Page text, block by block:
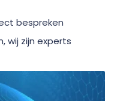
bespreken
wij zijn experts